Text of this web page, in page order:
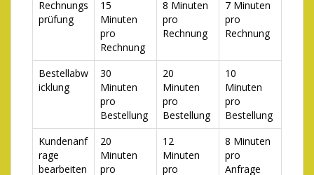
Rechnungs
prüfung
15
Minuten
pro
Rechnung
8 Minuten
pro
Rechnung
7 Minuten
pro
Rechnung
Bestellabw
icklung
30
Minuten
pro
Bestellung
20
Minuten
pro
Bestellung
10
Minuten
pro
Bestellung
Kundenanf
rage
bearbeiten
20
Minuten
pro
12
Minuten
pro
8 Minuten
pro
Anfrage